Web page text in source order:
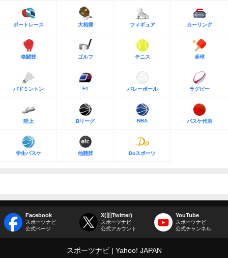
ボートレース 大相撲 フィギュア カーリング
格闘技 ゴルフ テニス 卓球
バドミントン F1 バレーボール ラグビー
陸上 Bリーグ NBA バスケ代表
学生バスケ 他競技 Doスポーツ
Facebook
スポーツナビ
公式ページ
X(旧Twitter)
スポーツナビ
公式アカウント
YouTube
スポーツナビ
公式チャンネル
スポーツナビ Yahoo! JAPAN